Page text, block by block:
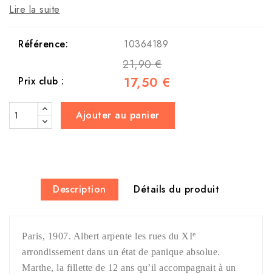
Lire la suite
Référence: 10364189
21,90 €
Prix club : 17,50 €
Ajouter au panier
Description Détails du produit
Paris, 1907. Albert arpente les rues du XIe
arrondissement dans un état de panique absolue.
Marthe, la fillette de 12 ans qu’il accompagnait à un